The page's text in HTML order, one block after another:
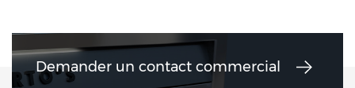
Demander un contact commercial